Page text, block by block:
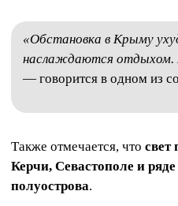
«Обстановка в Крыму
наслаждаются отдыхом.
— говорится в одном из
Также отмечается, что свет
Керчи, Севастополе и
полуострова.